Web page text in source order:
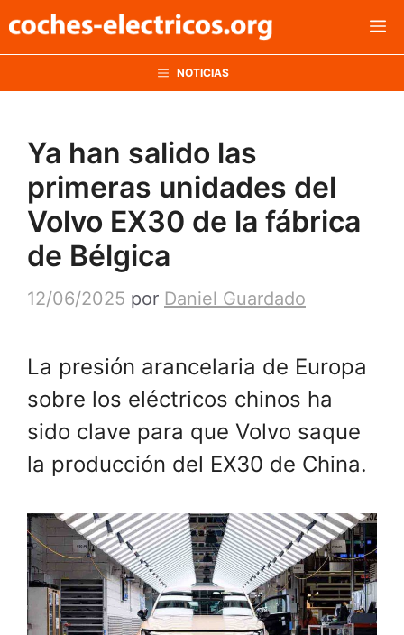
al
NOTICIAS
Ya han salido las
primeras unidades del
Volvo EX30 de la fábrica
de Bélgica
12/06/2025 por Daniel Guardado
La presión arancelaria de Europa
sobre los eléctricos chinos ha
sido clave para que Volvo saque
la producción del EX30 de China.